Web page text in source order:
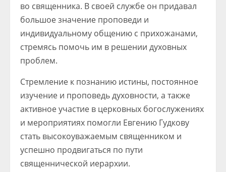
во священника. В своей службе он придавал
большое значение проповеди и
индивидуальному общению с прихожанами,
стремясь помочь им в решении духовных
проблем.
Стремление к познанию истины, постоянное
изучение и проповедь духовности, а также
активное участие в церковных богослужениях
и мероприятиях помогли Евгению Гудкову
стать высокоуважаемым священником и
успешно продвигаться по пути
священнической иерархии.